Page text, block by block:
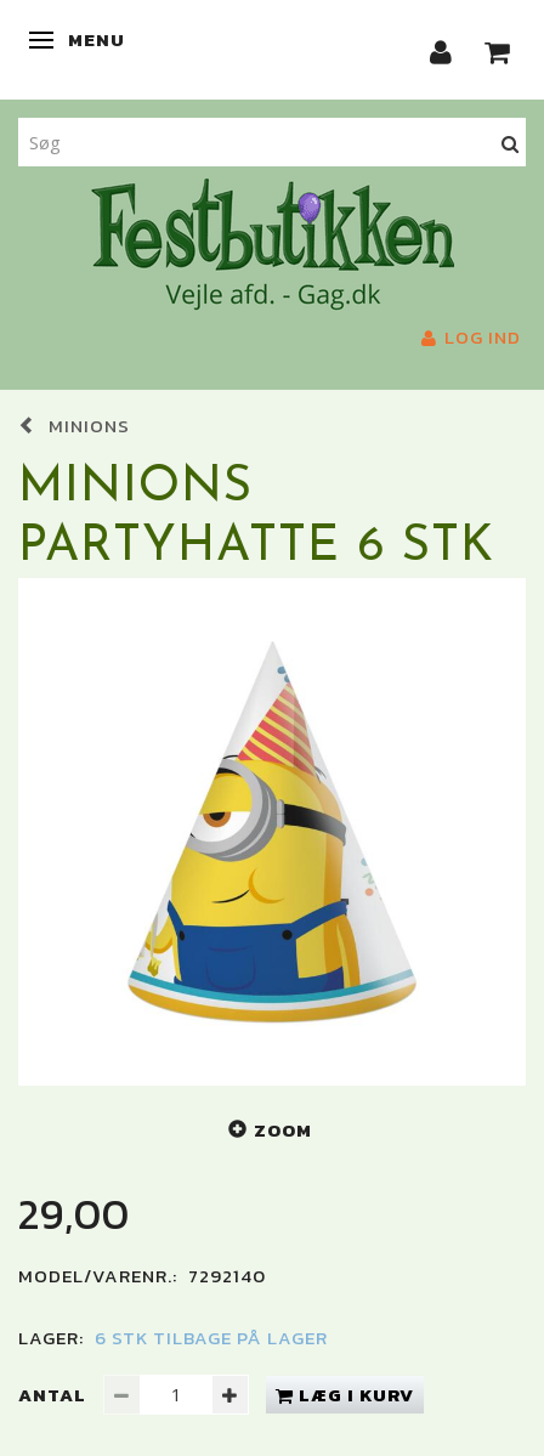
SKIFTE NAVIGATION
MENU
LOG IND
MINIONS
MINIONS
PARTYHATTE 6 STK
ZOOM
29,00
MODEL/VARENR.: 7292140
LAGER: 6 STK TILBAGE PÅ LAGER
ANTAL LÆG I KURV